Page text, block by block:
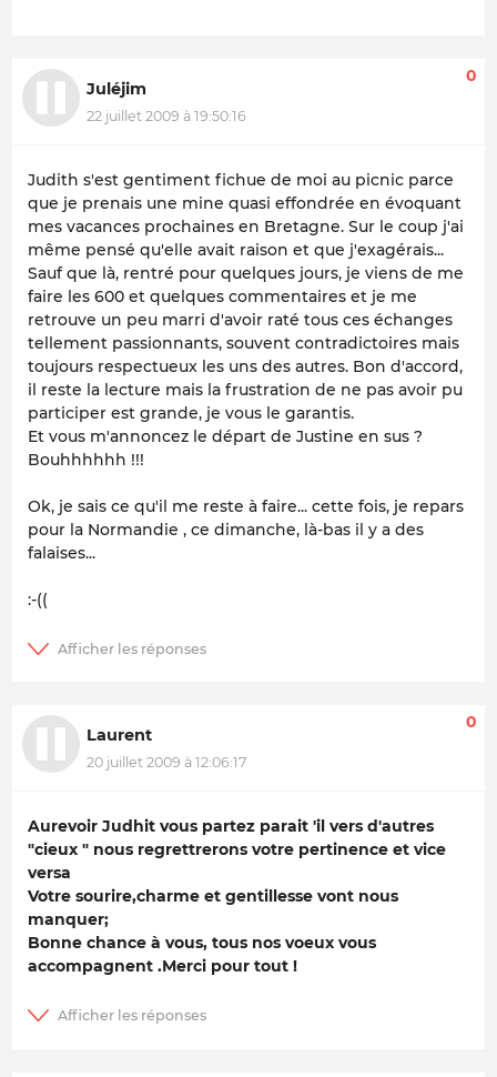
Juléjim
22 juillet 2009 à 19:50:16
0
Judith s'est gentiment fichue de moi au picnic parce
que je prenais une mine quasi effondrée en évoquant
mes vacances prochaines en Bretagne. Sur le coup j'ai
même pensé qu'elle avait raison et que j'exagérais...
Sauf que là, rentré pour quelques jours, je viens de me
faire les 600 et quelques commentaires et je me
retrouve un peu marri d'avoir raté tous ces échanges
tellement passionnants, souvent contradictoires mais
toujours respectueux les uns des autres. Bon d'accord,
il reste la lecture mais la frustration de ne pas avoir pu
participer est grande, je vous le garantis.
Et vous m'annoncez le départ de Justine en sus ?
Bouhhhhhh !!!
Ok, je sais ce qu'il me reste à faire... cette fois, je repars
pour la Normandie , ce dimanche, là-bas il y a des
falaises...
:-((
Laurent
20 juillet 2009 à 12:06:17
0
Aurevoir Judhit vous partez parait 'il vers d'autres
"cieux " nous regrettrerons votre pertinence et vice
versa
Votre sourire,charme et gentillesse vont nous
manquer;
Bonne chance à vous, tous nos voeux vous
accompagnent .Merci pour tout !